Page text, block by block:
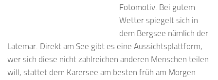
Fotomotiv. Bei gutem
Wetter spiegelt sich in
dem Bergsee nämlich der
Latemar. Direkt am See gibt es eine Aussichtsplattform,
wer sich diese nicht zahlreichen anderen Menschen teilen
will, stattet dem Karersee am besten früh am Morgen